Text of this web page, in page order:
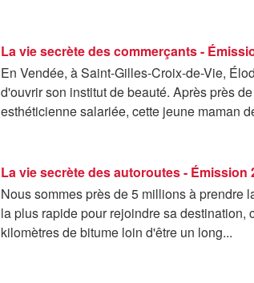
La vie secrète des commerçants -
En Vendée, à Saint-Gilles-Croix-de-Vie,
d'ouvrir son institut de beauté. Après près
esthéticienne salariée, cette jeune maman
La vie secrète des autoroutes - Émission
Nous sommes près de 5 millions à prendre
la plus rapide pour rejoindre sa destination,
kilomètres de bitume loin d'être un long...